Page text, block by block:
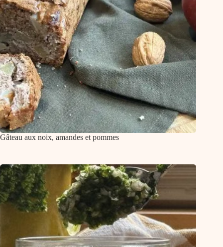
Gâteau aux noix, amandes et pommes